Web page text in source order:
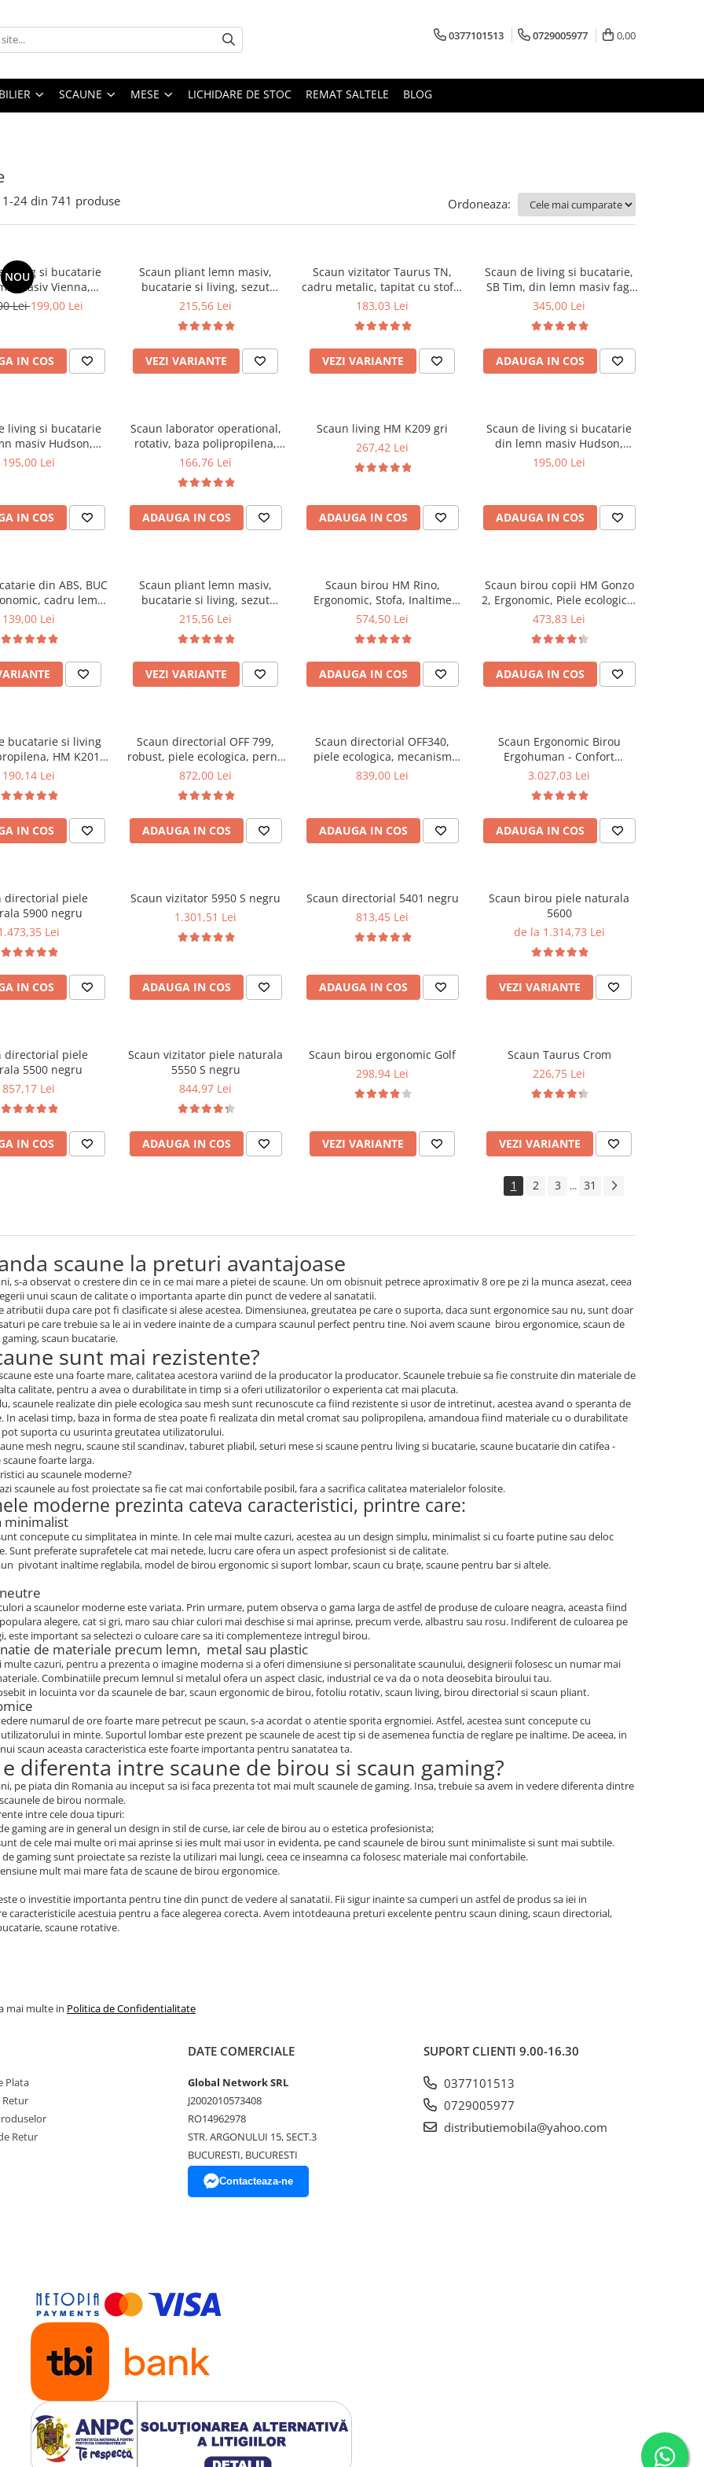
0377101513 0729005977 0,00
SCAUNE MESE LICHIDARE DE STOC REMAT SALTELE BLOG
1-24 din 741 produse Ordoneaza:
NOU
living si bucatarie
masiv Vienna,
stofa,100 kg,
Lei199,00 Lei
IN COS
Scaun pliant lemn masiv,
bucatarie si living, sezut
tapitat cu piele ecologica, 100
215,56 Lei
VEZI VARIANTE
Scaun vizitator Taurus TN,
cadru metalic, tapitat cu stofa,
stivuibil, 120 kg, negru
183,03 Lei
VEZI VARIANTE
Scaun de living si bucatarie,
SB Tim, din lemn masiv fag,
tapiterie stofa, lacuit, 120 kg,
345,00 Lei
ADAUGA IN COS
living si bucatarie
masiv Hudson,
stofa,100 kg,
195,00 Lei
IN COS
Scaun laborator operational,
rotativ, baza polipropilena,
piele ecologica, inaltime
166,76 Lei
ADAUGA IN COS
Scaun living HM K209 gri
267,42 Lei
ADAUGA IN COS
Scaun de living si bucatarie
din lemn masiv Hudson,
tapiterie stofa,100 kg,
195,00 Lei
ADAUGA IN COS
din ABS, BUC
cadru lemn,
100 kg
139,00 Lei
Scaun pliant lemn masiv,
bucatarie si living, sezut
tapitat cu piele ecologica, 100
215,56 Lei
VEZI VARIANTE
Scaun birou HM Rino,
Ergonomic, Stofa, Inaltime
reglabila, Mecanism
cm, Gri
574,50 Lei
ADAUGA IN COS
Scaun birou copii HM Gonzo
2, Ergonomic, Piele ecologica,
Inaltime ajustabila, Mecanism
473,83 Lei
ADAUGA IN COS
bucatarie si living
HM K201,
baza lemn masiv,
100 kg, alb
190,14 Lei
IN COS
Scaun directorial OFF 799,
robust, piele ecologica, perne
duble, baza cromata,
872,00 Lei
ADAUGA IN COS
Scaun directorial OFF340,
piele ecologica, mecanism
balans, robust, rabatabil 180
839,00 Lei
ADAUGA IN COS
Scaun Ergonomic Birou
Ergohuman - Confort
Premium, Reglaje Inteligente
Performanta la Birou
3.027,03 Lei
ADAUGA IN COS
directorial piele
5900 negru
Lei
IN COS
Scaun vizitator 5950 S negru
1.301,51 Lei
ADAUGA IN COS
Scaun directorial 5401 negru
813,45 Lei
ADAUGA IN COS
Scaun birou piele naturala
5600
de la 1.314,73 Lei
VEZI VARIANTE
directorial piele
5500 negru
857,17 Lei
IN COS
Scaun vizitator piele naturala
5550 S negru
844,97 Lei
ADAUGA IN COS
Scaun birou ergonomic Golf
298,94 Lei
VEZI VARIANTE
Scaun Taurus Crom
226,75 Lei
VEZI VARIANTE
1 2 3 ... 31
scaune la preturi avantajoase
s-a observat o crestere din ce in ce mai mare a pietei de scaune. Un om obisnuit petrece aproximativ 8 ore pe zi la munca asezat, ceea
unui scaun de calitate o importanta aparte din punct de vedere al sanatatii.
atributii dupa care pot fi clasificate si alese acestea. Dimensiunea, greutatea pe care o suporta, daca sunt ergonomice sau nu, sunt doar
pe care trebuie sa le ai in vedere inainte de a cumpara scaunul perfect pentru tine. Noi avem scaune birou ergonomice, scaun de
gaming, scaun bucatarie.
sunt mai rezistente?
este una foarte mare, calitatea acestora variind de la producator la producator. Scaunele trebuie sa fie construite din materiale de
calitate, pentru a avea o durabilitate in timp si a oferi utilizatorilor o experienta cat mai placuta.
scaunele realizate din piele ecologica sau mesh sunt recunoscute ca fiind rezistente si usor de intretinut, acestea avand o speranta de
In acelasi timp, baza in forma de stea poate fi realizata din metal cromat sau polipropilena, amandoua fiind materiale cu o durabilitate
pot suporta cu usurinta greutatea utilizatorului.
mesh negru, scaune stil scandinav, taburet pliabil, seturi mese si scaune pentru living si bucatarie, scaune bucatarie din catifea -
scaune foarte larga.
au scaunele moderne?
scaunele au fost proiectate sa fie cat mai confortabile posibil, fara a sacrifica calitatea materialelor folosite.
moderne prezinta cateva caracteristici, printre care:
minimalist
concepute cu simplitatea in minte. In cele mai multe cazuri, acestea au un design simplu, minimalist si cu foarte putine sau deloc
Sunt preferate suprafetele cat mai netede, lucru care ofera un aspect profesionist si de calitate.
pivotant inaltime reglabila, model de birou ergonomic si suport lombar, scaun cu brațe, scaune pentru bar si altele.
a scaunelor moderne este variata. Prin urmare, putem observa o gama larga de astfel de produse de culoare neagra, aceasta fiind
alegere, cat si gri, maro sau chiar culori mai deschise si mai aprinse, precum verde, albastru sau rosu. Indiferent de culoarea pe
este important sa selectezi o culoare care sa iti complementeze intregul birou.
de materiale precum lemn, metal sau plastic
multe cazuri, pentru a prezenta o imagine moderna si a oferi dimensiune si personalitate scaunului, designerii folosesc un numar mai
Combinatiile precum lemnul si metalul ofera un aspect clasic, industrial ce va da o nota deosebita biroului tau.
in locuinta vor da scaunele de bar, scaun ergonomic de birou, fotoliu rotativ, scaun living, birou directorial si scaun pliant.
numarul de ore foarte mare petrecut pe scaun, s-a acordat o atentie sporita ergnomiei. Astfel, acestea sunt concepute cu
in minte. Suportul lombar este prezent pe scaunele de acest tip si de asemenea functia de reglare pe inaltime. De aceea, in
scaun aceasta caracteristica este foarte importanta pentru sanatatea ta.
e diferenta intre scaune de birou si scaun gaming?
pe piata din Romania au inceput sa isi faca prezenta tot mai mult scaunele de gaming. Insa, trebuie sa avem in vedere diferenta dintre
de birou normale.
intre cele doua tipuri:
gaming are in general un design in stil de curse, iar cele de birou au o estetica profesionista;
de cele mai multe ori mai aprinse si ies mult mai usor in evidenta, pe cand scaunele de birou sunt minimaliste si sunt mai subtile.
de gaming sunt proiectate sa reziste la utilizari mai lungi, ceea ce inseamna ca folosesc materiale mai confortabile.
mult mai mare fata de scaune de birou ergonomice.
o investitie importanta pentru tine din punct de vedere al sanatatii. Fii sigur inainte sa cumperi un astfel de produs sa iei in
caracteristicile acestuia pentru a face alegerea corecta. Avem intotdeauna preturi excelente pentru scaun dining, scaun directorial,
scaune rotative.
mai multe in Politica de Confidentialitate
Plata
Retur
Retur
DATE COMERCIALE
Global Network SRL
J2002010573408
RO14962978
STR. ARGONULUI 15, SECT.3
BUCURESTI, BUCURESTI
Contacteaza-ne
SUPORT CLIENTI 9.00-16.30
0377101513
0729005977
distributiemobila@yahoo.com